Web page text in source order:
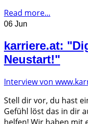
Read more...
06 Jun
karriere.at:
Neustart!"
Interview von
Stell dir vor, du hast
Gefühl löst das in dir